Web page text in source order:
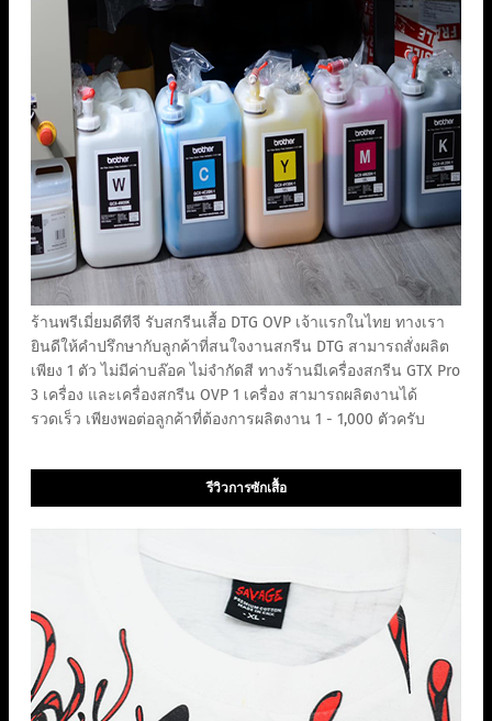
ร้านพรีเมี่ยมดีทีจี รับสกรีนเสื้อ DTG OVP เจ้าแรกในไทย ทางเรา
ยินดีให้คำปรึกษากับลูกค้าที่สนใจงานสกรีน DTG สามารถสั่งผลิต
เพียง 1 ตัว ไม่มีค่าบล๊อค ไม่จำกัดสี ทางร้านมีเครื่องสกรีน GTX Pro
3 เครื่อง และเครื่องสกรีน OVP 1 เครื่อง สามารถผลิตงานได้
รวดเร็ว เพียงพอต่อลูกค้าที่ต้องการผลิตงาน 1 - 1,000 ตัวครับ
รีวิวการซักเสื้อ